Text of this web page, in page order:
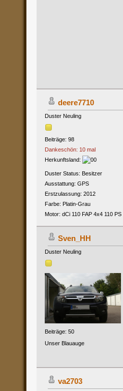
deere7710
Duster Neuling
Beiträge: 98
Dankeschön: 10 mal
Herkunftsland:
Duster Status: Besitzer
Ausstattung: GPS
Erstzulassung: 2012
Farbe: Platin-Grau
Motor: dCi 110 FAP 4x4 110 PS
Sven_HH
Duster Neuling
Beiträge: 50
Unser Blauauge
va2703